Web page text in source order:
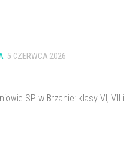
5 CZERWCA 2026
SP w Brzanie: klasy VI, VII i